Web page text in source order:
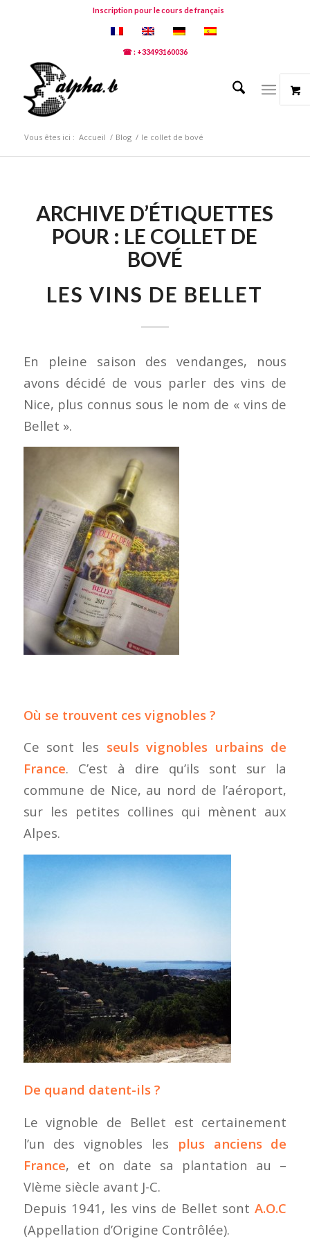
Inscription pour le cours de français
☎ : +33493160036
Vous êtes ici : Accueil / Blog / le collet de bové
ARCHIVE D’ÉTIQUETTES
POUR : LE COLLET DE
BOVÉ
LES VINS DE BELLET
En pleine saison des vendanges, nous
avons décidé de vous parler des vins de
Nice, plus connus sous le nom de « vins de
Bellet ».
Où se trouvent ces vignobles ?
Ce sont les seuls vignobles urbains de
France. C’est à dire qu’ils sont sur la
commune de Nice, au nord de l’aéroport,
sur les petites collines qui mènent aux
Alpes.
De quand datent-ils ?
Le vignoble de Bellet est certainement
l’un des vignobles les plus anciens de
France, et on date sa plantation au –
VIème siècle avant J-C.
Depuis 1941, les vins de Bellet sontA.O.C
(Appellation d’Origine Contrôlée).